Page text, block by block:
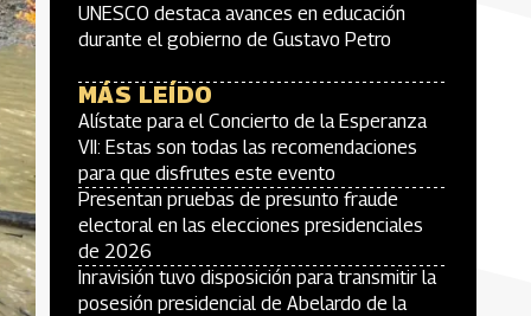
UNESCO destaca avances en educación
durante el gobierno de Gustavo Petro
MÁS LEÍDO
Alístate para el Concierto de la Esperanza
VII: Estas son todas las recomendaciones
para que disfrutes este evento
Presentan pruebas de presunto fraude
electoral en las elecciones presidenciales
de 2026
Inravisión tuvo disposición para transmitir la
posesión presidencial de Abelardo de la